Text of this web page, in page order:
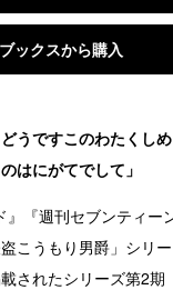
ックスから購入
ですこのわたくし
はにがてでして」
『週刊セブンティー
こうもり男爵」シリ
されたシリーズ第2